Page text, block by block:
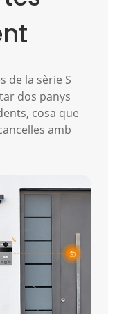
de la sèrie S
dos panys
cosa que
amb